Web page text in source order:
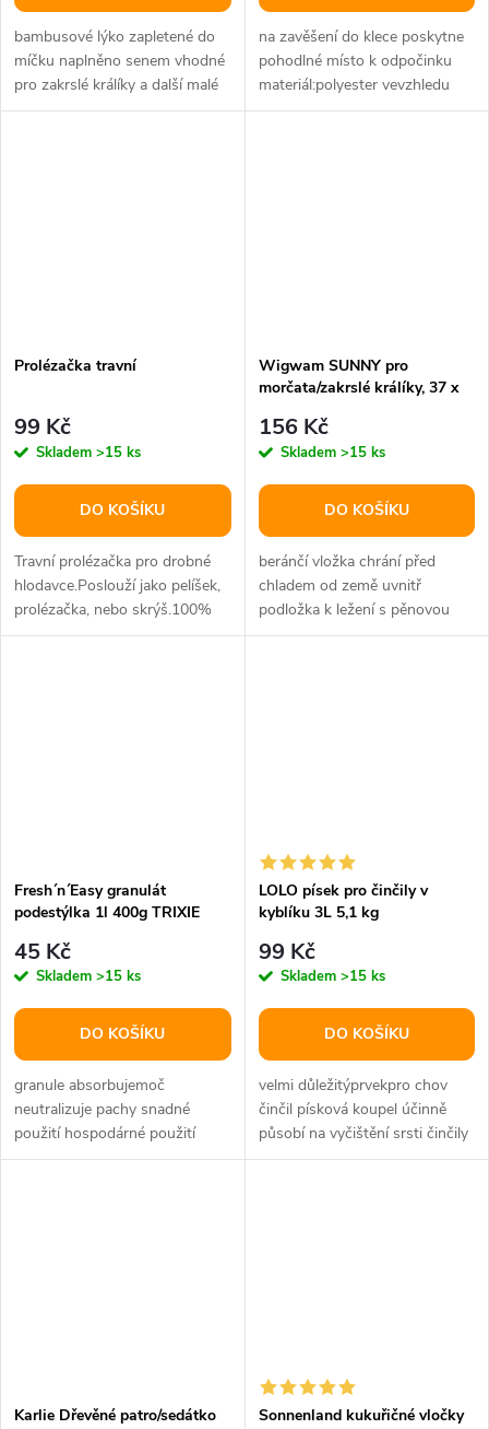
bambusové lýko zapletené do
míčku naplněno senem vhodné
pro zakrslé králíky a další malé
hlodavce rozměry: ⌀ 5 cm
na zavěšení do klece poskytne
pohodlné místo k odpočinku
materiál:polyester vevzhledu
beránčího rouna barva: různá
Prolézačka travní
99 Kč
Skladem >15 ks
DO KOŠÍKU
Travní prolézačka pro drobné
hlodavce.Poslouží jako pelíšek,
prolézačka, nebo skrýš.100%
přírodní materiál.Vyrobeno...
Wigwam SUNNY pro
morčata/zakrslé králíky, 37 x
156 Kč
Skladem >15 ks
DO KOŠÍKU
beránčí vložka chrání před
chladem od země uvnitř
podložka k ležení s pěnovou
výplní a snímatelným potahem
Fresh´n´Easy granulát
podestýlka 1l 400g TRIXIE
45 Kč
Skladem >15 ks
DO KOŠÍKU
granule absorbujemoč
neutralizuje pachy snadné
použití hospodárné použití
málo prašné/vhodné i pro
LOLO písek pro činčily v
kyblíku 3L 5,1 kg
99 Kč
Skladem >15 ks
DO KOŠÍKU
velmi důležitýprvekpro chov
činčil písková koupel účinně
působí na vyčištění srsti činčily
odstraňuje nečistotu i...
Karlie Dřevěné patro/sedátko
Sonnenland kukuřičné vločky